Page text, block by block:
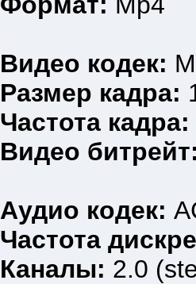
Видео кодек:
Размер кадра:
Частота кадра:
Видео
Аудио кодек:
Частота
Каналы: 2.0